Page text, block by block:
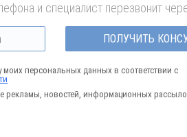
и специалист перезвонит
ПОЛУЧИТЬ
моих персональных данных в соответствии с
рекламы, новостей, информационных